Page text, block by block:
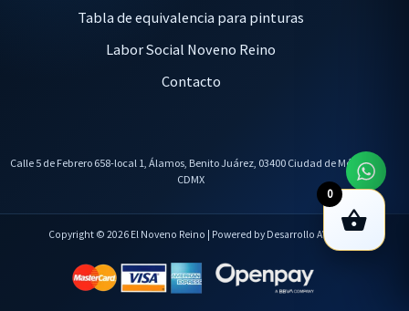
Tabla de equivalencia para pinturas
Labor Social Noveno Reino
Contacto
Calle 5 de Febrero 658-local 1, Álamos, Benito Juárez, 03400 Ciudad de México,
CDMX
Copyright © 2026 El Noveno Reino | Powered by Desarrollo AVL
0